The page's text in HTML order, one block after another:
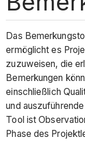
Das
ermöglicht es
zuzuweisen, die
Bemerkungen
einschließlich
und
Tool ist
Phase des